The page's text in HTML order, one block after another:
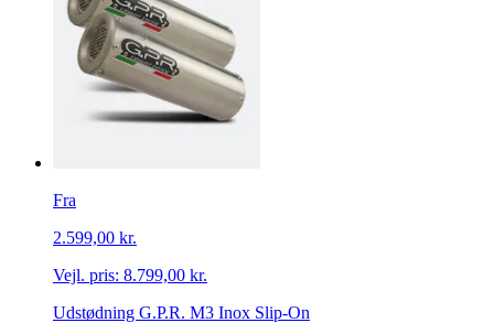
Fra
2.599,00 kr.
Vejl. pris: 8.799,00 kr.
Udstødning G.P.R. M3 Inox Slip-On